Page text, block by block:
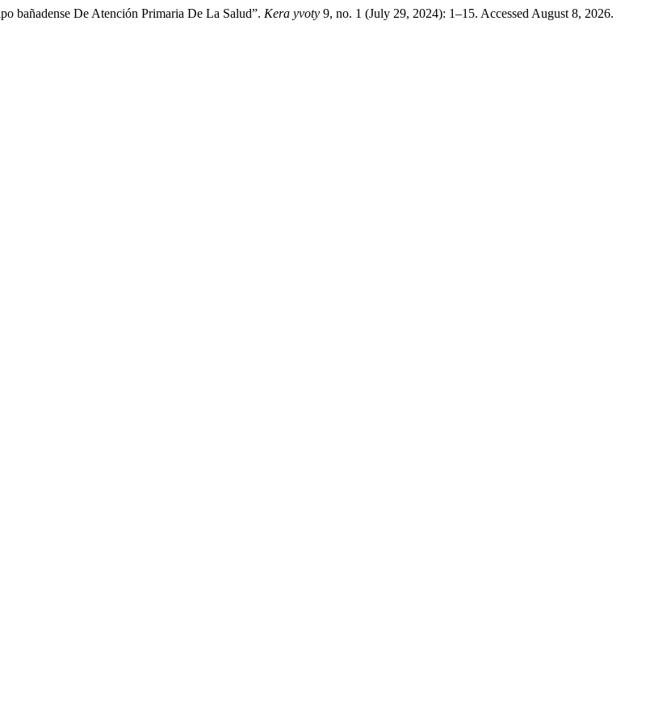
bañadense De Atención Primaria De La Salud”. Kera yvoty 9, no. 1 (July 29, 2024): 1–15. Accessed August 8, 2026.